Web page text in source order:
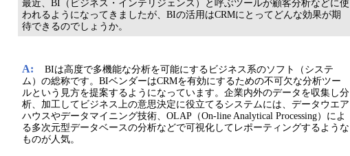
最近、BI（ビジネス・インテリジェンス）と呼ぶツールが顧客分析などに使
われるようになってきましたが、BIの活用はCRMにとってどんな効果が期
待できるのでしょうか。
A: BIは高度で多機能な分析を可能にするビジネス系のソフト（システ
ム）の総称です。BIベンダーはCRMを有効にするための不可欠な分析ツー
ルという見方を提案するようになっています。企業内外のデータを収集し分
析、加工してビジネス上の意思決定に役立てるシステムには、データウエア
ハウスやデータマイニング技術、OLAP（On-line Analytical Processing）によ
る多次元型データベースの分析などで可視化してレポーティングするような
ものが人気。